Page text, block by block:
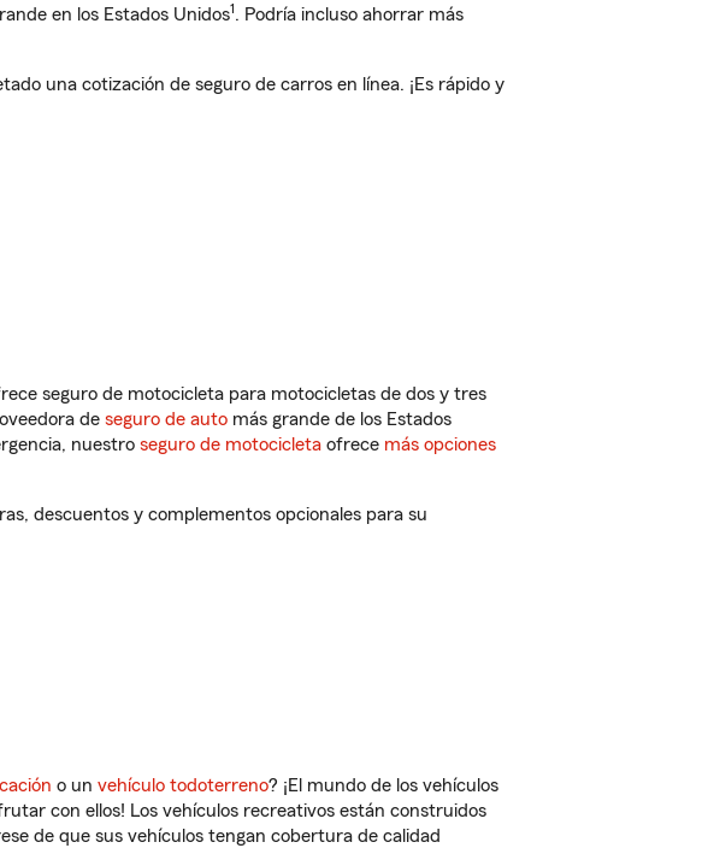
en los Estados Unidos1. Podría incluso ahorrar más
una cotización de seguro de carros en línea. ¡Es rápido y
seguro de motocicleta para motocicletas de dos y tres
de seguro de auto más grande de los Estados
nuestro seguro de motocicleta ofrece más opciones
descuentos y complementos opcionales para su
o un vehículo todoterreno? ¡El mundo de los vehículos
con ellos! Los vehículos recreativos están construidos
de que sus vehículos tengan cobertura de calidad